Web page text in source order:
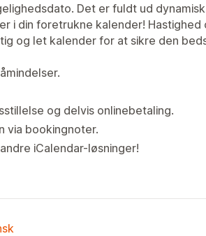
Det er fuldt ud
i din foretrukne kalender! Hastighed
og let kalender for at sikre den
og delvis onlinebetaling.
via bookingnoter.
iCalendar-løsninger!